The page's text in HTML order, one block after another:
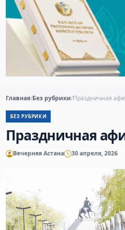
Главная/Без рубрики/Праздничная
БЕЗ РУБРИКИ
Праздничная
Вечерняя Астана 30 апреля, 2026